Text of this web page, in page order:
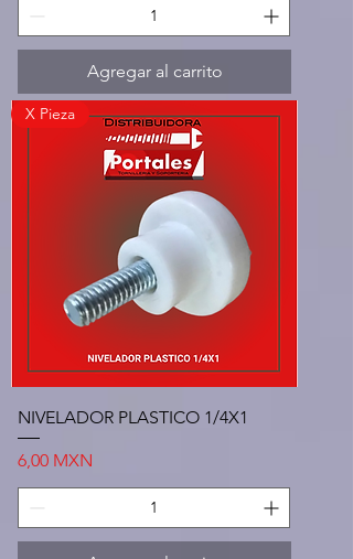
Agregar al carrito
X Pieza
NIVELADOR PLASTICO 1/4X1
Precio
6,00 MXN